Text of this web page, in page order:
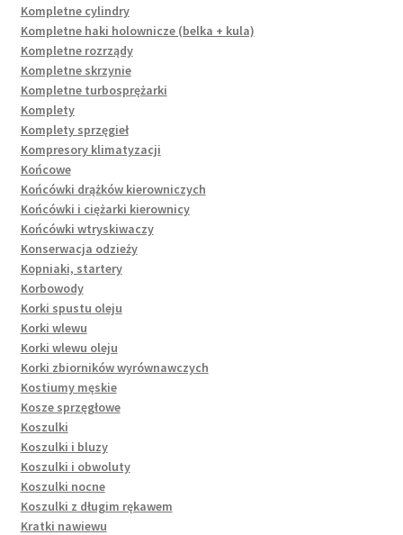
Kompletne cylindry
Kompletne haki holownicze (belka + kula)
Kompletne rozrządy
Kompletne skrzynie
Kompletne turbosprężarki
Komplety
Komplety sprzęgieł
Kompresory klimatyzacji
Końcowe
Końcówki drążków kierowniczych
Końcówki i ciężarki kierownicy
Końcówki wtryskiwaczy
Konserwacja odzieży
Kopniaki, startery
Korbowody
Korki spustu oleju
Korki wlewu
Korki wlewu oleju
Korki zbiorników wyrównawczych
Kostiumy męskie
Kosze sprzęgłowe
Koszulki
Koszulki i bluzy
Koszulki i obwoluty
Koszulki nocne
Koszulki z długim rękawem
Kratki nawiewu